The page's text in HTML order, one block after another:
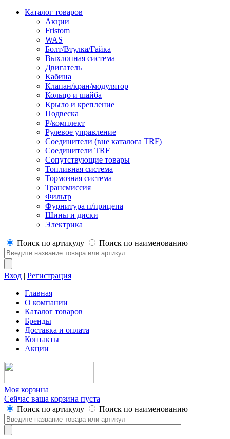
Каталог товаров
Акции
Fristom
WAS
Болт/Втулка/Гайка
Выхлопная система
Двигатель
Кабина
Клапан/кран/модулятор
Кольцо и шайба
Крыло и крепление
Подвеска
Р/комплект
Рулевое управление
Соединители (вне каталога TRF)
Соединители TRF
Сопутствующие товары
Топливная система
Тормозная система
Трансмиссия
Фильтр
Фурнитура п/прицепа
Шины и диски
Электрика
Поиск по артикулу Поиск по наименованию
Вход | Регистрация
Главная
О компании
Каталог товаров
Бренды
Доставка и оплата
Контакты
Акции
Моя корзина
Сейчас ваша корзина пуста
Поиск по артикулу
Поиск по наименованию